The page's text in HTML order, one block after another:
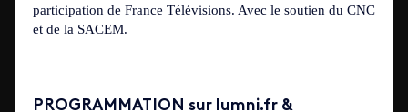
participation de France Télévisions. Avec le soutien du CNC
et de la SACEM.
PROGRAMMATION sur lumni.fr &